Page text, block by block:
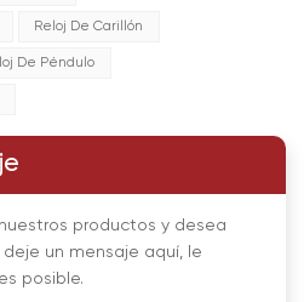
Reloj De Carillón
De Péndulo
productos y desea
un mensaje aquí, le
posible.